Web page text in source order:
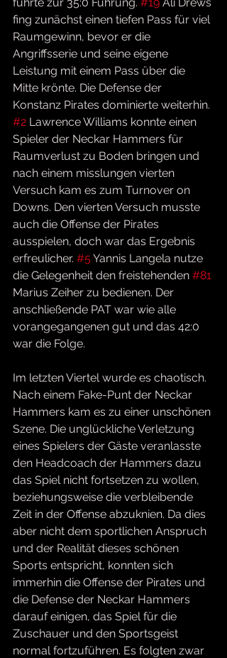
fing zunächst einen tiefen Pass für viel
Raumgewinn, bevor er die
Angriffsserie und seine eigene
Leistung mit einem Pass über die
Mitte krönte. Die Defense der
Konstanz Pirates dominierte weiterhin.
#2 Lawrence Williams konnte einen
Spieler der Neckar Hammers für
Raumverlust zu Boden bringen und
nach einem misslungen vierten
Versuch kam es zum Turnover on
Downs. Den vierten Versuch musste
auch die Offense der Pirates
ausspielen, doch war das Ergebnis
erfreulicher. #5 Yannis Langela nutze
die Gelegenheit den freistehenden #81
Marius Zeiher zu bedienen. Der
anschließende PAT war wie alle
vorangegangenen gut und das 42:0
war die Folge.
Im letzten Viertel wurde es chaotisch.
Nach einem Fake-Punt der Neckar
Hammers kam es zu einer unschönen
Szene. Die unglückliche Verletzung
eines Spielers der Gäste veranlasste
den Headcoach der Hammers dazu
das Spiel nicht fortsetzen zu wollen,
beziehungsweise die verbleibende
Zeit in der Offense abzuknien. Da dies
aber nicht dem sportlichen Anspruch
und der Realität dieses schönen
Sports entspricht, konnten sich
immerhin die Offense der Pirates und
die Defense der Neckar Hammers
darauf einigen, das Spiel für die
Zuschauer und den Sportsgeist
normal fortzuführen. Es folgten zwar